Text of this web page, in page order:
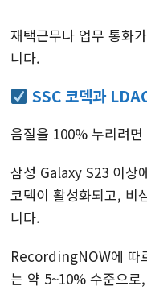
재택근무나 업무 통화
니다.
SSC 코덱과
음질을 100% 누리려
삼성 Galaxy S23 이상
코덱이 활성화되고, 비
니다.
RecordingNOW에 따
는 약 5~10% 수준으